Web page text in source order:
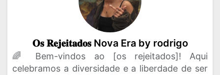
𝐎𝐬 𝐑𝐞𝐣𝐞𝐢𝐭𝐚𝐝𝐨𝐬 Nova Era by rodrigo
🌈 Bem-vindos ao [os rejeitados]! Aqui
celebramos a diversidade e a liberdade de ser